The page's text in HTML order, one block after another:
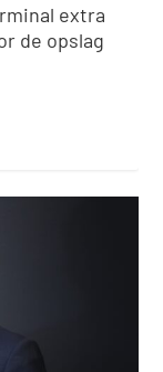
extra
de opslag